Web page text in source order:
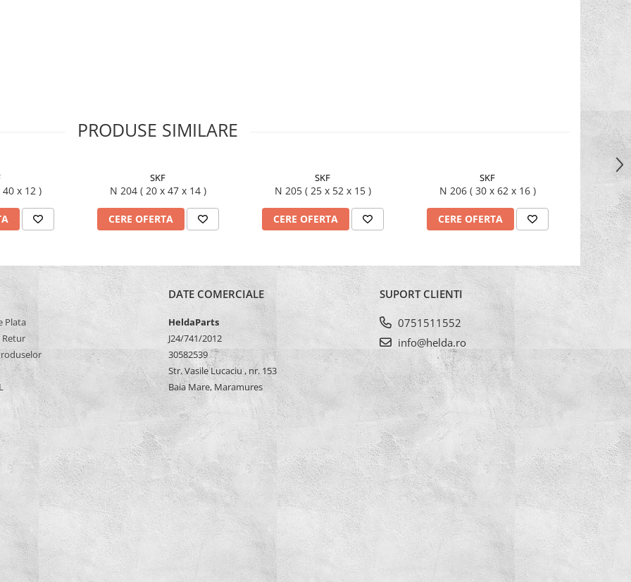
PRODUSE SIMILARE
x 40 x 12 )
SKF
N 204 ( 20 x 47 x 14 )
CERE OFERTA
SKF
N 205 ( 25 x 52 x 15 )
CERE OFERTA
SKF
N 206 ( 30 x 62 x 16 )
CERE OFERTA
Plata
Retur
DATE COMERCIALE
HeldaParts
J24/741/2012
30582539
Str. Vasile Lucaciu , nr. 153
Baia Mare, Maramures
SUPORT CLIENTI
0751511552
info@helda.ro